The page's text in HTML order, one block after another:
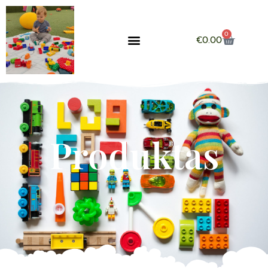
€0.00 0
Produktas